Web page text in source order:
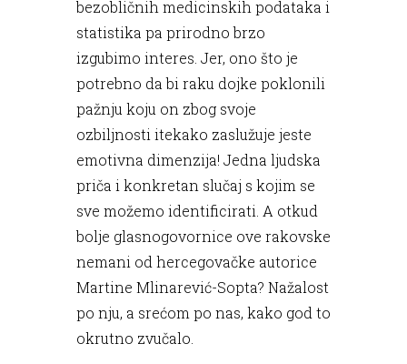
bezobličnih medicinskih podataka i
statistika pa prirodno brzo
izgubimo interes. Jer, ono što je
potrebno da bi raku dojke poklonili
pažnju koju on zbog svoje
ozbiljnosti itekako zaslužuje jeste
emotivna dimenzija! Jedna ljudska
priča i konkretan slučaj s kojim se
sve možemo identificirati. A otkud
bolje glasnogovornice ove rakovske
nemani od hercegovačke autorice
Martine Mlinarević-Sopta? Nažalost
po nju, a srećom po nas, kako god to
okrutno zvučalo.